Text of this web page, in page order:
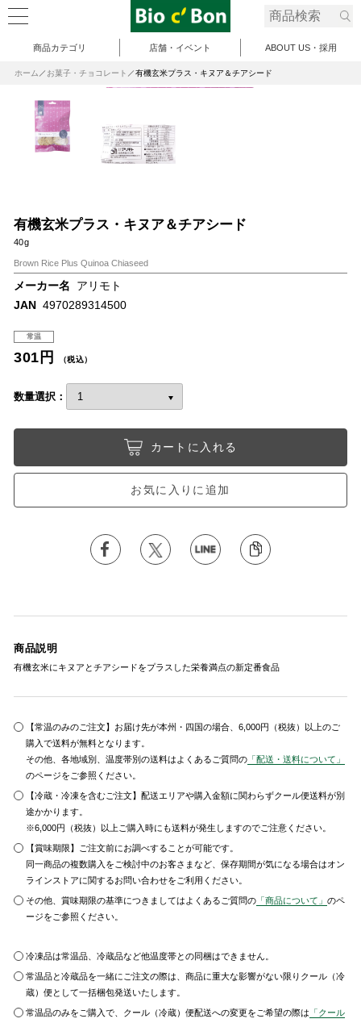
商品カテゴリ 店舗・イベント ABOUT US・採用
ホーム お菓子・チョコレート 有機玄米プラス・キヌア＆チアシード
有機玄米プラス・キヌア＆チアシード
40g
Brown Rice Plus Quinoa Chiaseed
メーカー名
アリモト
JAN 4970289314500
常温
301円 （税込）
数量選択：
カートに入れる
お気に入りに追加
商品説明
有機玄米にキヌアとチアシードをプラスした栄養満点の新定番食品
【常温のみのご注文】お届け先が本州・四国の場合、6,000円（税抜）以上のご
購入で送料が無料となります。
その他、各地域別、温度帯別の送料はよくあるご質問の 「配送・送料について」
のページをご参照ください。
【冷蔵・冷凍を含むご注文】配送エリアや購入金額に関わらずクール便送料が別
途かかります。
※6,000円（税抜）以上ご購入時にも送料が発生しますのでご注意ください。
【賞味期限】ご注文前にお調べすることが可能です。
同一商品の複数購入をご検討中のお客さまなど、保存期間が気になる場合はオン
ラインストアに関するお問い合わせをご利用ください。
その他、賞味期限の基準につきましてはよくあるご質問の 「商品について」のペ
ージをご参照ください。
冷凍品は常温品、冷蔵品など他温度帯との同梱はできません。
常温品と冷蔵品を一緒にご注文の際は、商品に重大な影響がない限りクール（冷
蔵）便として一括梱包発送いたします。
常温品のみをご購入で、クール（冷蔵）便配送への変更をご希望の際は 「クール